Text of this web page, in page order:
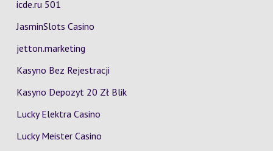
icde.ru 501
JasminSlots Casino
jetton.marketing
Kasyno Bez Rejestracji
Kasyno Depozyt 20 Zł Blik
Lucky Elektra Casino
Lucky Meister Casino